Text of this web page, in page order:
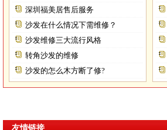
深圳福美居售后服务
沙发在什么情况下需维修？
沙发维修三大流行风格
转角沙发的维修
沙发的怎么木方断了修?
友情链接